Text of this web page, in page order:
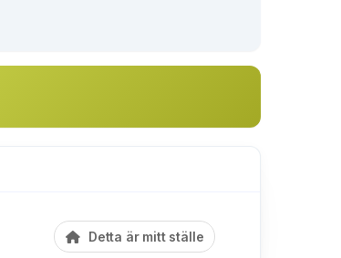
Detta är mitt ställe